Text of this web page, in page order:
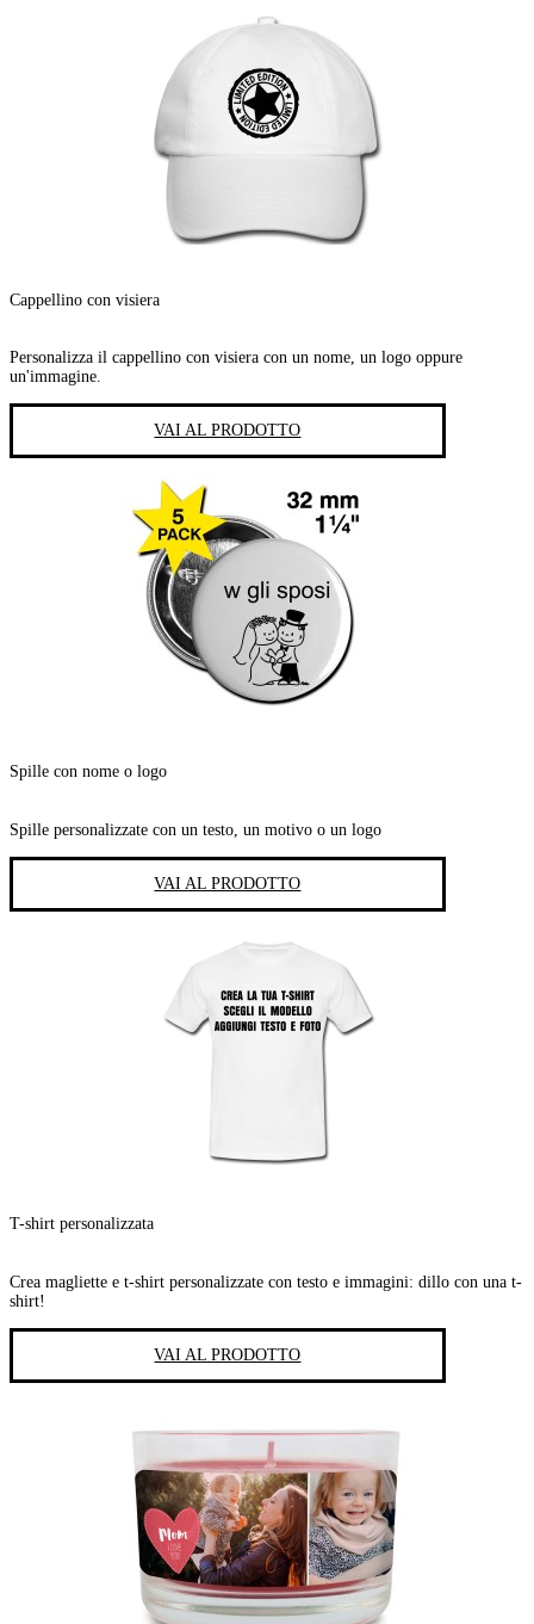
Cappellino con visiera
Personalizza il cappellino con visiera con un nome, un logo oppure
un'immagine.
VAI AL PRODOTTO
Spille con nome o logo
Spille personalizzate con un testo, un motivo o un logo
VAI AL PRODOTTO
T-shirt personalizzata
Crea magliette e t-shirt personalizzate con testo e immagini: dillo con una t-
shirt!
VAI AL PRODOTTO